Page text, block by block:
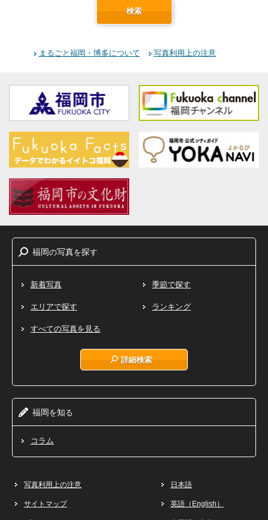
検索
まるごと福岡・博多について 写真利用上の注意
福岡の写真を探す
新着写真 季節で探す
エリアで探す ランキング
すべての写真を見る
詳細検索
福岡を知る
コラム
写真利用上の注意
サイトマップ
日本語
英語（English）